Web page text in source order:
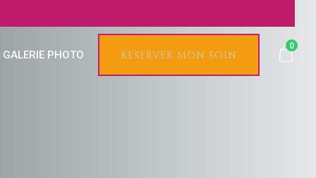
GALERIE PHOTO RESERVER MON SOIN
0